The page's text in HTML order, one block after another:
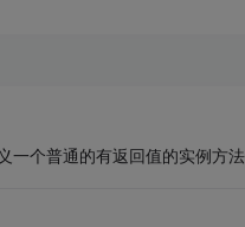
个普通的有返回值的实例